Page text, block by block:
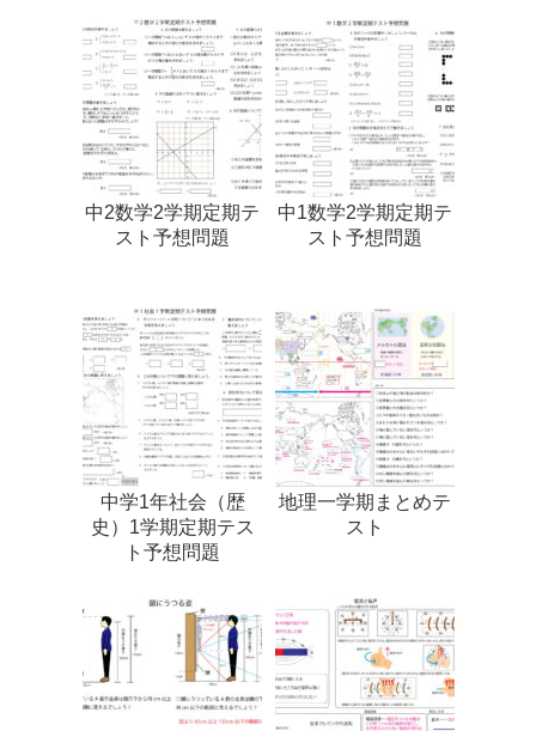
中2数学2学期定期テ
スト予想問題
中1数学2学期定期テ
スト予想問題
中学1年社会（歴
史）1学期定期テス
ト予想問題
地理一学期まとめテ
スト